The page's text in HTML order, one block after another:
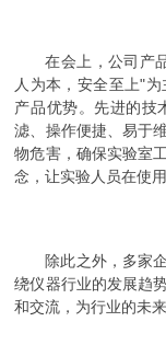
在会上，公司产
人为本，安全至上"
产品优势。 先进的技
滤、操作便捷、易于
物危害，确保实验室
念，让实验人员在使
除此之外，多家
绕仪器行业的发展趋
和交流，为行业的未